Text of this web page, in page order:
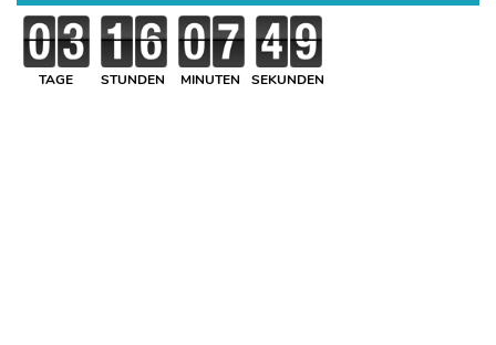
TAGE STUNDEN MINUTEN SEKUNDEN